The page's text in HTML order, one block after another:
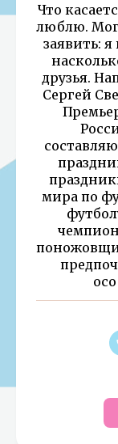
Что
люблю.
заявить:
друзья.
Сергей
мира по